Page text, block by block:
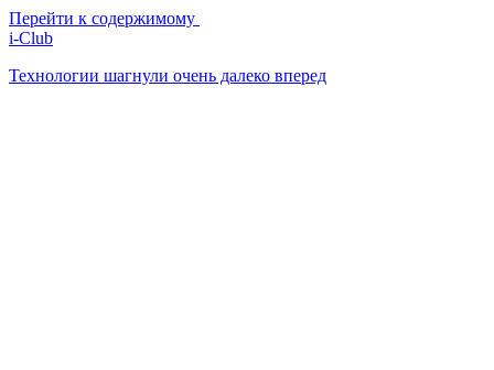
Перейти к содержимому
i-Club
Технологии шагнули очень далеко вперед